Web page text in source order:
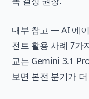
내부 참고 — AI 에
전트 활용 사례 7가
교는 Gemini 3.1
보면 본전 분기가